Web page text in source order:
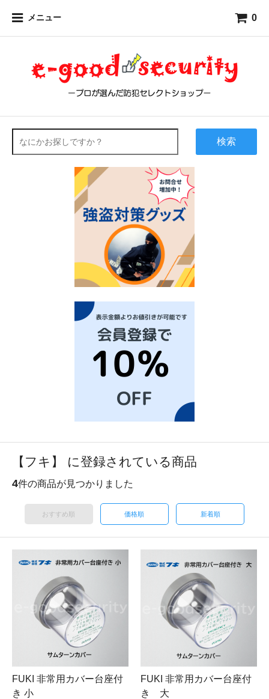
メニュー 0
検索
【フキ】 に登録されている商品
4件の商品が見つかりました
おすすめ順 価格順 新着順
FUKI 非常用カバー台座付
き 小
FUKI 非常用カバー台座付
き 大